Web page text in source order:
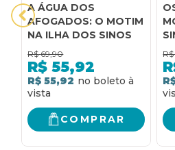
A ÁGUA DOS
AFOGADOS: O MOTIM
NA ILHA DOS SINOS
R$ 69,90
R$ 55,92
R$ 55,92
COMPRAR
R$